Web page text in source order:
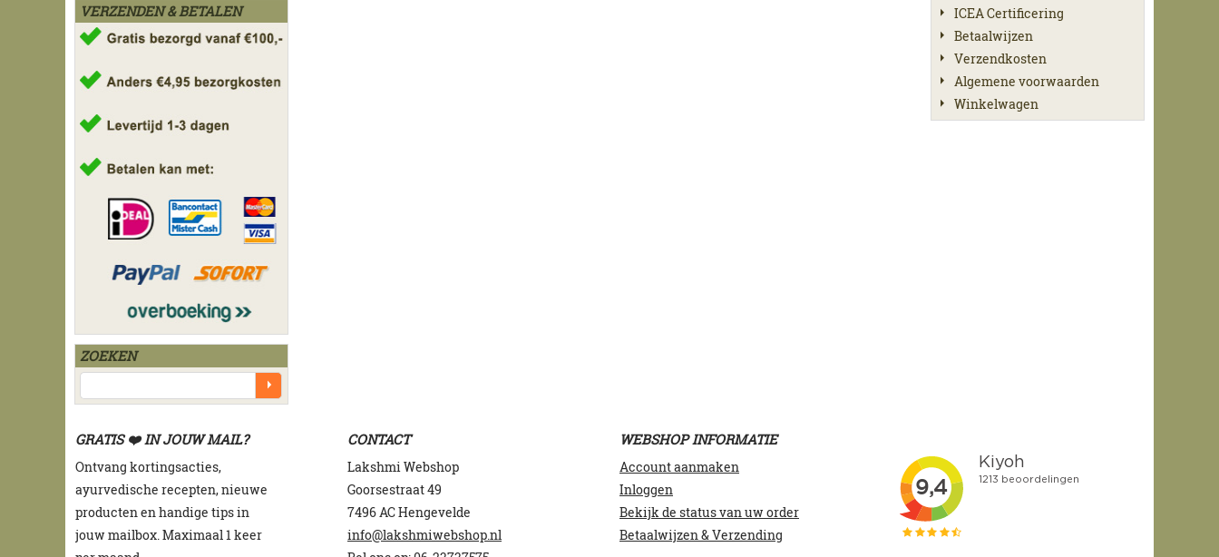
VERZENDEN & BETALEN
ZOEKEN
ICEA Certificering
Betaalwijzen
Verzendkosten
Algemene voorwaarden
Winkelwagen
GRATIS ❤️ IN JOUW MAIL?
Ontvang kortingsacties,
ayurvedische recepten, nieuwe
producten en handige tips in
jouw mailbox. Maximaal 1 keer
CONTACT
Lakshmi Webshop
Goorsestraat 49
7496 AC Hengevelde
info@lakshmiwebshop.nl
WEBSHOP INFORMATIE
Account aanmaken
Inloggen
Bekijk de status van uw order
Betaalwijzen & Verzending